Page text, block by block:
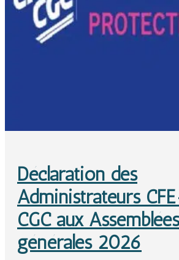
Déclaration des
Administrateurs
CGC aux Assemblées
générales 2026